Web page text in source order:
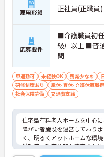
雇用形態 正社員(正職員)
応募要件
■介護職員初
級）以上 ■普
問
車通勤可 未経験OK 残業少なめ
研修制度あり
産休･育休･介護休暇取
社会保険完備
交通費支給
住宅型有料老人ホームを中心
障がい者施設を運営しており
く、明るくアットホームな環
援制度・教育体制も充実のた
心して就業ができます。また